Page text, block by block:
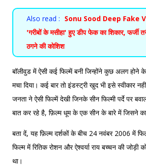
Also read : Sonu Sood Deep Fake
'गरीबों के मसीहा' हुए डीप फेक का शिकार, फर्जी
ठगने की कोशिश
बॉलीवुड में ऐसी कई फिल्में बनी जिन्होंने कुछ अलग होने
मचा दिया। कई बार तो इंडस्ट्री खुद भी इसे स्वीकार
जनता ने ऐसी फिल्में देखी जिनके सीन फिल्मी पर्दे पर
बात कर रहे है, फ़िल्म धूम के एक सीन के बारे में जिसने
बता दें, यह फ़िल्म दर्शकों के बीच 24 नवंबर 2006 में
फिल्म में रितिक रोशन और ऐश्वर्या राय बच्चन की जोड़ी
था।